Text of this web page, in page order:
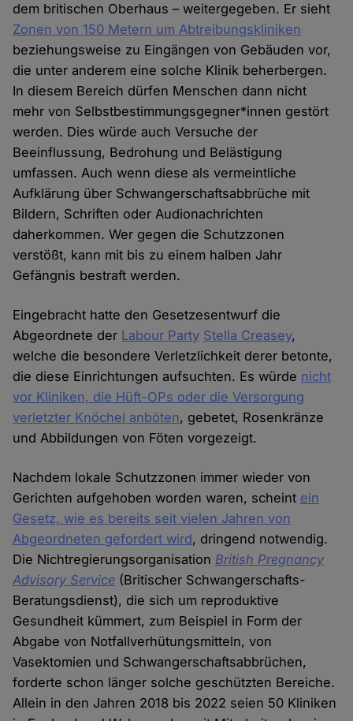
dem britischen Oberhaus – weitergegeben. Er sieht
Zonen von 150 Metern um Abtreibungskliniken
beziehungsweise zu Eingängen von Gebäuden vor,
die unter anderem eine solche Klinik beherbergen.
In diesem Bereich dürfen Menschen dann nicht
mehr von Selbstbestimmungsgegner*innen gestört
werden. Dies würde auch Versuche der
Beeinflussung, Bedrohung und Belästigung
umfassen. Auch wenn diese als vermeintliche
Aufklärung über Schwangerschaftsabbrüche mit
Bildern, Schriften oder Audionachrichten
daherkommen. Wer gegen die Schutzzonen
verstößt, kann mit bis zu einem halben Jahr
Gefängnis bestraft werden.
Eingebracht hatte den Gesetzesentwurf die
Abgeordnete der Labour Party Stella Creasey,
welche die besondere Verletzlichkeit derer betonte,
die diese Einrichtungen aufsuchten. Es würde nicht
vor Kliniken, die Hüft-OPs oder die Versorgung
verletzter Knöchel anböten, gebetet, Rosenkränze
und Abbildungen von Föten vorgezeigt.
Nachdem lokale Schutzzonen immer wieder von
Gerichten aufgehoben worden waren, scheint ein
Gesetz, wie es bereits seit vielen Jahren von
Abgeordneten gefordert wird, dringend notwendig.
Die Nichtregierungsorganisation British Pregnancy
Advisory Service (Britischer Schwangerschafts-
Beratungsdienst), die sich um reproduktive
Gesundheit kümmert, zum Beispiel in Form der
Abgabe von Notfallverhütungsmitteln, von
Vasektomien und Schwangerschaftsabbrüchen,
forderte schon länger solche geschützten Bereiche.
Allein in den Jahren 2018 bis 2022 seien 50 Kliniken